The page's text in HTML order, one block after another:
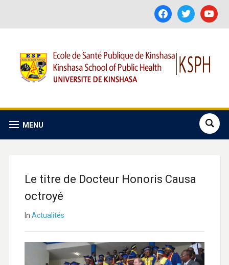
facebooktwitter youtube
MENU
Le titre de Docteur Honoris Causa
octroyé
In Actualités